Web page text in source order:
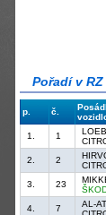
Pořadí v RZ
p. č.
1.
1
2.
2
3.
23
4.
7
AL-